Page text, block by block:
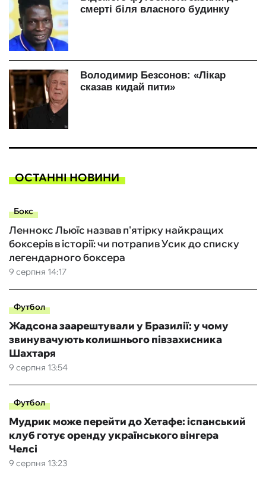
ОСТАННІ НОВИНИ
Бокс
9 серпня 14:17
Леннокс Льюїс назвав п'ятірку найкращих
боксерів в історії: чи потрапив Усик до списку
легендарного боксера
Футбол
9 серпня 13:54
Жадсона заарештували у Бразилії: у чому
звинувачують колишнього півзахисника
Шахтаря
Футбол
9 серпня 13:23
Мудрик може перейти до Хетафе: іспанський
клуб готує оренду українського вінгера
Челсі